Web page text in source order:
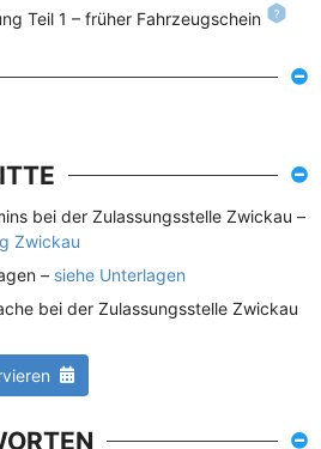
Teil 1 – früher Fahrzeugschein
bei der Zulassungsstelle Zwickau –
Zwickau
– siehe Unterlagen
bei der Zulassungsstelle Zwickau